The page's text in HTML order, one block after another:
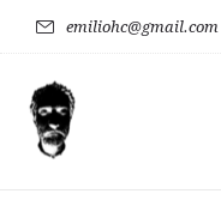
emiliohc@gmail.com